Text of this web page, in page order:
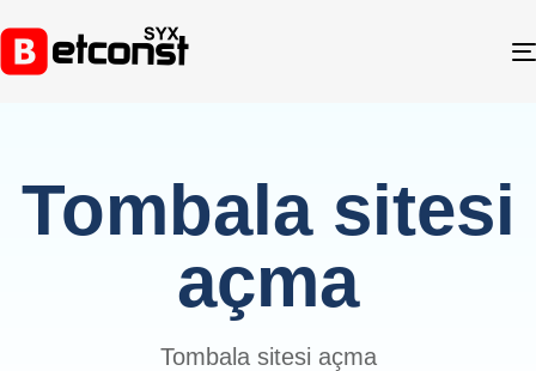
Tombala sitesi
açma
Tombala sitesi açma